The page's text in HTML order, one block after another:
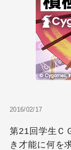
2016/02/17
第21回学生Ｃ
き才能に何を